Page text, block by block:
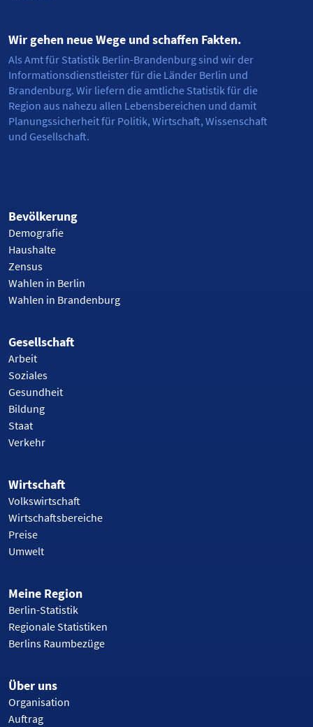
Wir gehen neue Wege und schaffen Fakten.
Als Amt für Statistik Berlin-Brandenburg sind wir der
Informationsdienstleister für die Länder Berlin und
Brandenburg. Wir liefern die amtliche Statistik für die
Region aus nahezu allen Lebensbereichen und damit
Planungssicherheit für Politik, Wirtschaft, Wissenschaft
und Gesellschaft.
Bevölkerung
Demografie
Haushalte
Zensus
Wahlen in Berlin
Wahlen in Brandenburg
Gesellschaft
Arbeit
Soziales
Gesundheit
Bildung
Staat
Verkehr
Wirtschaft
Volkswirtschaft
Wirtschaftsbereiche
Preise
Umwelt
Meine Region
Berlin-Statistik
Regionale Statistiken
Berlins Raumbezüge
Über uns
Organisation
Auftrag